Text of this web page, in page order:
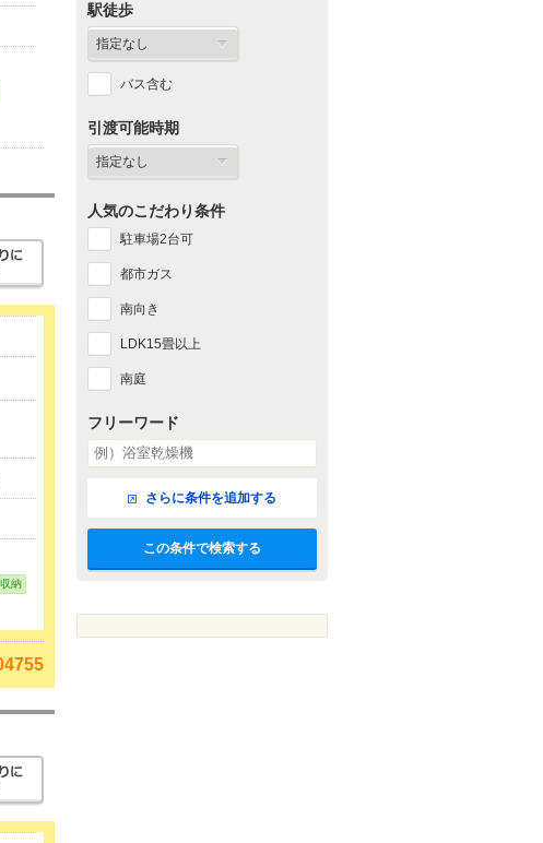
収納
駅徒歩
バス含む
引渡可能時期
人気のこだわり条件
駐車場2台可
都市ガス
南向き
LDK15畳以上
南庭
フリーワード
さらに条件を追加する
この条件で検索する